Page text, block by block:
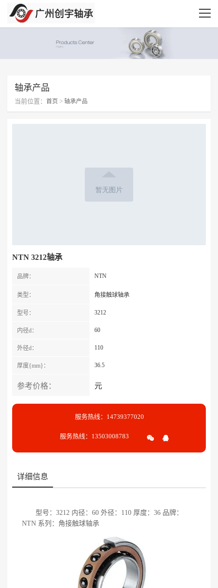
轴承产品
当前位置： 首页 > 轴承产品
NTN 3212轴承
品牌： NTN
类型： 角接触球轴承
型号： 3212
内径d： 60
外径d： 110
厚度{mm}： 36.5
参考价格： 元
服务热线：14739377020
服务热线：13503008783
详细信息
型号：3212 内径：60 外径：110 厚度：36 品牌：
NTN 系列：角接触球轴承